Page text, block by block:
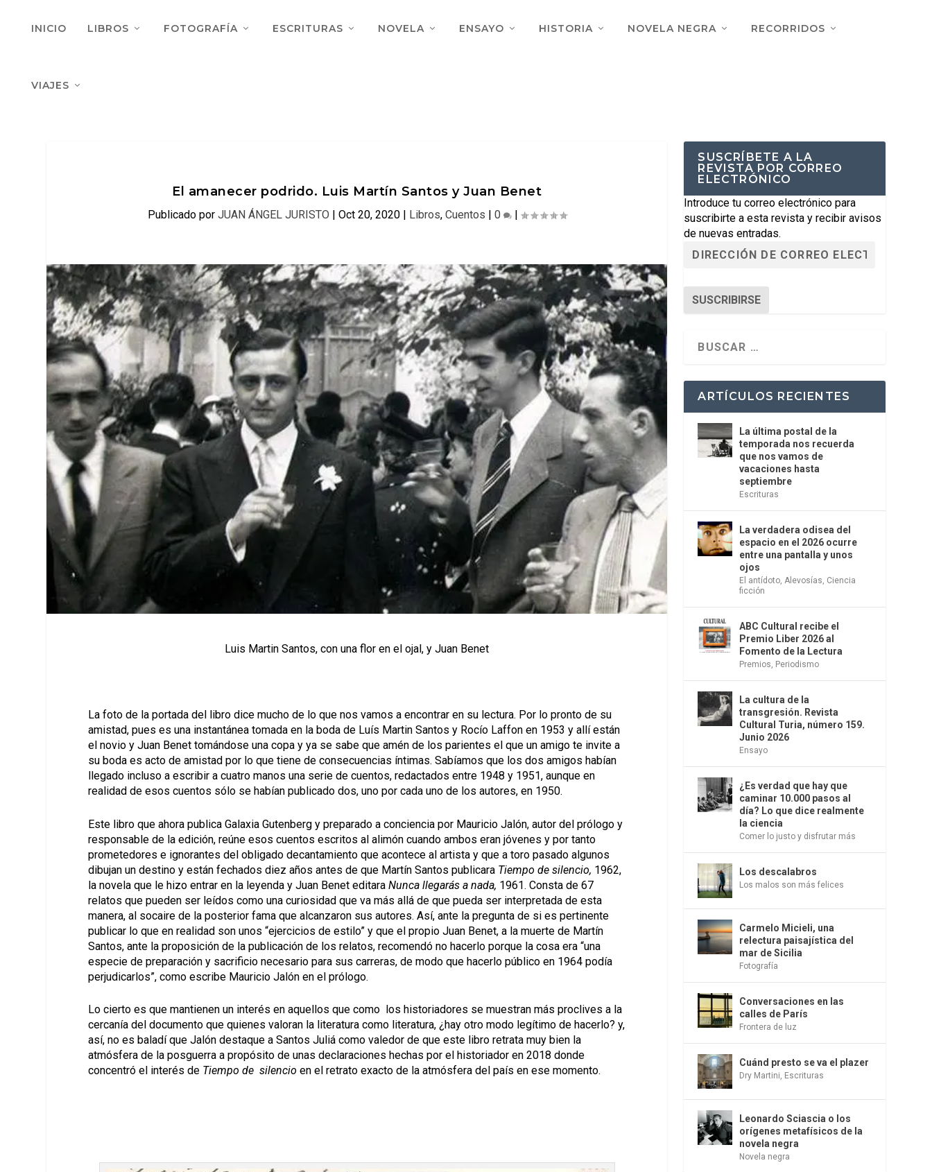
INICIO LIBROS FOTOGRAFÍA ESCRITURAS NOVELA ENSAYO HISTORIA NOVELA NEGRA RECORRIDOS
VIAJES
El amanecer podrido. Luis Martín Santos y Juan Benet
Publicado por JUAN ÁNGEL JURISTO | Oct 20, 2020| Libros, Cuentos | 0 |
Luis Martin Santos, con una flor en el ojal, y Juan Benet
La foto de la portada del libro dice mucho de lo que nos vamos a encontrar en su lectura. Por lo pronto de su
amistad, pues es una instantánea tomada en la boda de Luís Martin Santos y Rocío Laffon en 1953 y allí están
el novio y Juan Benet tomándose una copa y ya se sabe que amén de los parientes el que un amigo te invite a
su boda es acto de amistad por lo que tiene de consecuencias íntimas. Sabíamos que los dos amigos habían
llegado incluso a escribir a cuatro manos una serie de cuentos, redactados entre 1948 y 1951, aunque en
realidad de esos cuentos sólo se habían publicado dos, uno por cada uno de los autores, en 1950.
Este libro que ahora publica Galaxia Gutenberg y preparado a conciencia por Mauricio Jalón, autor del prólogo y
responsable de la edición, reúne esos cuentos escritos al alimón cuando ambos eran jóvenes y por tanto
prometedores e ignorantes del obligado decantamiento que acontece al artista y que a toro pasado algunos
dibujan un destino y están fechados diez años antes de que Martín Santos publicara Tiempo de silencio, 1962,
la novela que le hizo entrar en la leyenda y Juan Benet editaraNunca llegarás a nada, 1961. Consta de 67
relatos que pueden ser leídos como una curiosidad que va más allá de que pueda ser interpretada de esta
manera, al socaire de la posterior fama que alcanzaron sus autores. Así, ante la pregunta de si es pertinente
publicar lo que en realidad son unos “ejercicios de estilo” y que el propio Juan Benet, a la muerte de Martín
Santos, ante la proposición de la publicación de los relatos, recomendó no hacerlo porque la cosa era “una
especie de preparación y sacrificio necesario para sus carreras, de modo que hacerlo público en 1964 podía
perjudicarlos”, como escribe Mauricio Jalón en el prólogo.
Lo cierto es que mantienen un interés en aquellos que como los historiadores se muestran más proclives a la
cercanía del documento que quienes valoran la literatura como literatura, ¿hay otro modo legítimo de hacerlo? y,
así, no es baladí que Jalón destaque a Santos Juliá como valedor de que este libro retrata muy bien la
atmósfera de la posguerra a propósito de unas declaraciones hechas por el historiador en 2018 donde
concentró el interés de Tiempo de silencioen el retrato exacto de la atmósfera del país en ese momento.
SUSCRÍBETE A LA
REVISTA POR CORREO
ELECTRÓNICO
Introduce tu correo electrónico para
suscribirte a esta revista y recibir avisos
de nuevas entradas.
SUSCRIBIRSE
ARTÍCULOS RECIENTES
La última postal de la
temporada nos recuerda
que nos vamos de
vacaciones hasta
septiembre
Escrituras
La verdadera odisea del
espacio en el 2026 ocurre
entre una pantalla y unos
ojos
El antídoto Alevosías Ciencia
ficción
ABC Cultural recibe el
Premio Liber 2026 al
Fomento de la Lectura
Premios Periodismo
La cultura de la
transgresión. Revista
Cultural Turia, número 159.
Junio 2026
Ensayo
¿Es verdad que hay que
caminar 10.000 pasos al
día? Lo que dice realmente
la ciencia
Comer lo justo y disfrutar más
Los descalabros
Los malos son más felices
Carmelo Micieli, una
relectura paisajística del
mar de Sicilia
Fotografía
Conversaciones en las
calles de París
Frontera de luz
Cuánd presto se va el plazer
Dry Martini Escrituras
Leonardo Sciascia o los
orígenes metafísicos de la
novela negra
Novela negra